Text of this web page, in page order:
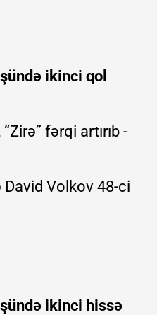
ikinci qol
fərqi artırıb -
David Volkov 48-ci
ikinci hissə